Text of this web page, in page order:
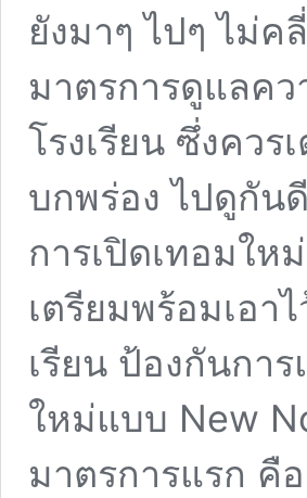
ยังมาๆ ไปๆ ไม่ค
มาตรการดูแลค
โรงเรียน ซึ่งคว
บกพร่อง ไปดูกัน
การเปิดเทอมให
เตรียมพร้อมเอา
เรียน ป้องกันกา
ใหม่แบบ New
มาตรการแรก คื